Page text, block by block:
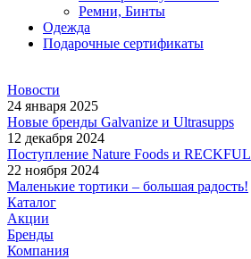
Ремни, Бинты
Одежда
Подарочные сертификаты
Новости
24 января 2025
Новые бренды Galvanize и Ultrasupps
12 декабря 2024
Поступление Nature Foods и RECKFUL
22 ноября 2024
Маленькие тортики – большая радость!
Каталог
Акции
Бренды
Компания